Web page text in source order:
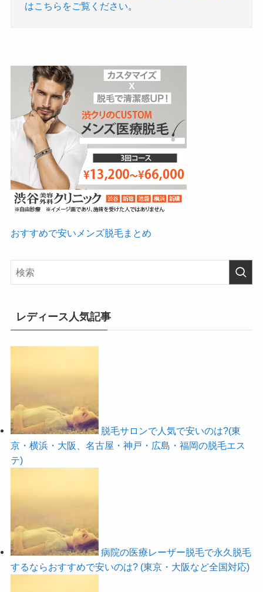
はこちらをご覧ください。
おすすめで安いメンズ脱毛まとめ
レディース人気記事
脱毛サロンで人気で安いのは?(東
京・横浜・大阪、名古屋・神戸・広島・福岡の脱毛エス
テ)
病院の医療レーザー脱毛で永久脱毛
するならおすすめで安いのは? (東京・大阪など全国対応)